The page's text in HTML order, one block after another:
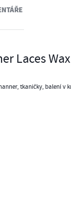
Laces
tkaničky, balení v